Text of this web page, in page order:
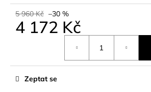
5 960 Kč –30 %
4 172 Kč
Zeptat se
r
u
e
m
e